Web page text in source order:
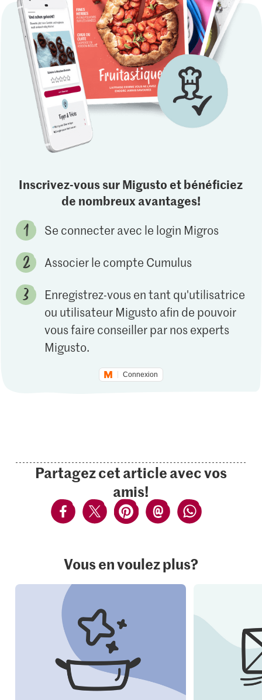
Inscrivez-vous sur Migusto et bénéficiez
de nombreux avantages!
Se connecter avec le login Migros
Associer le compte Cumulus
Enregistrez-vous en tant qu'utilisatrice
ou utilisateur Migusto afin de pouvoir
vous faire conseiller par nos experts
Migusto.
Connexion
Partagez cet article avec vos
amis!
Vous en voulez plus?